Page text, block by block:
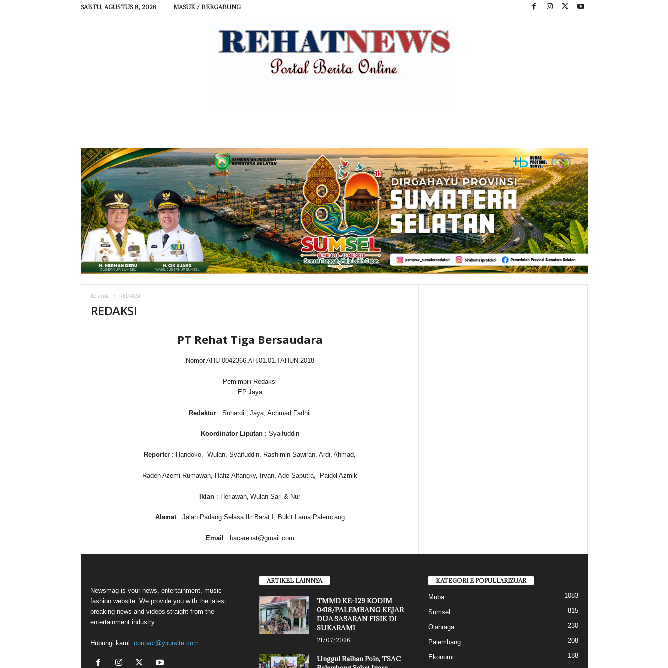
SABTU, AGUSTUS 8, 2026 MASUK / BERGABUNG
A
T
N
E
W
S
Beranda REDAKSI
REDAKSI
PT Rehat Tiga Bersaudara
Nomor AHU-0042366.AH.01.01.TAHUN 2018
Pemimpin Redaksi
EP Jaya
Redaktur : Suhardi , Jaya, Achmad Fadhil
Koordinator Liputan: Syaifuddin
Reporter : Handoko, Wulan, Syaifuddin, Rashimin Sawiran, Ardi, Ahmad,
Raden Azemi Rumawan, Hafiz Alfangky, Irvan, Ade Saputra, Paidol Azmik
Iklan : Heriawan, Wulan Sari & Nur
Alamat: Jalan Padang Selasa Ilir Barat I, Bukit Lama Palembang
Email : bacarehat@gmail.com
Newsmag is your news, entertainment, music
fashion website. We provide you with the latest
breaking news and videos straight from the
entertainment industry.
Hubungi kami: contact@yoursite.com
ARTIKEL LAINNYA
TMMD KE-129 KODIM
0418/PALEMBANG KEJAR
DUA SASARAN FISIK DI
SUKARAMI
21/07/2026
Unggul Raihan Poin, TSAC
KATEGORI E POPULLARIZUAR
Muba 1083
Sumsel 815
Olahraga 230
Palembang 208
Ekonomi 188